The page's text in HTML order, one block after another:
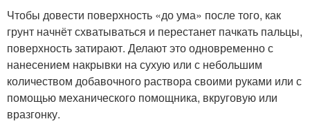
Чтобы довести поверхность «до ума» после того, как
грунт начнёт схватываться и перестанет пачкать пальцы,
поверхность затирают. Делают это одновременно с
нанесением накрывки на сухую или с небольшим
количеством добавочного раствора своими руками или с
помощью механического помощника, вкруговую или
вразгонку.